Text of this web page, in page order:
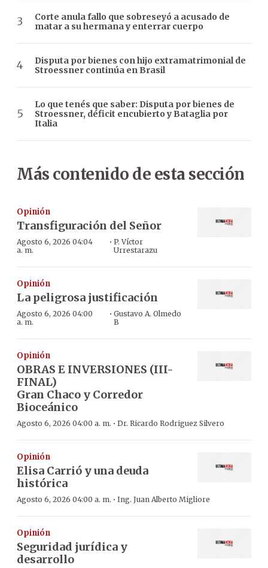
Corte anula fallo que sobreseyó a acusado de
matar a su hermana y enterrar cuerpo
Disputa por bienes con hijo extramatrimonial de
Stroessner continúa en Brasil
Lo que tenés que saber: Disputa por bienes de
Stroessner, déficit encubierto y Bataglia por
Italia
Más contenido de esta sección
Opinión
Transfiguración del Señor
Agosto 6, 2026 04:04
a. m.
· P. Víctor
Urrestarazu
Opinión
La peligrosa justificación
Agosto 6, 2026 04:00
a. m.
· Gustavo A. Olmedo
B
Opinión
OBRAS E INVERSIONES (III-
FINAL)
Gran Chaco y Corredor
Bioceánico
Agosto 6, 2026 04:00 a. m. · Dr. Ricardo Rodriguez Silvero
Opinión
Elisa Carrió y una deuda
histórica
Agosto 6, 2026 04:00 a. m. · Ing. Juan Alberto Migliore
Opinión
Seguridad jurídica y
desarrollo